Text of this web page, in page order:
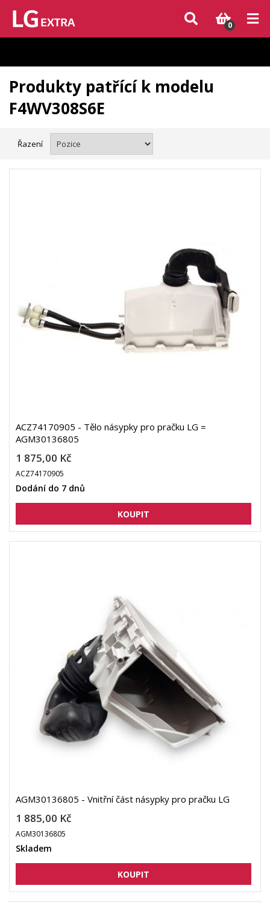
Vzhledem k aktuální situaci se může dodání dílů, které nejsou skladem,
zpozdit. Děkujeme za pochopení.
0
Produkty patřící k modelu
F4WV308S6E
Řazení
ACZ74170905 - Tělo násypky pro pračku LG =
AGM30136805
1 875,00 Kč
ACZ74170905
Dodání do 7 dnů
AGM30136805 - Vnitřní část násypky pro pračku LG
1 885,00 Kč
AGM30136805
Skladem